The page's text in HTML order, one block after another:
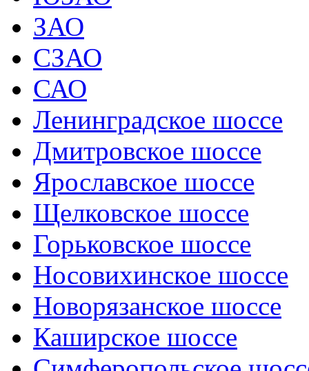
ЗАО
СЗАО
САО
Ленинградское шоссе
Дмитровское шоссе
Ярославское шоссе
Щелковское шоссе
Горьковское шоссе
Носовихинское шоссе
Новорязанское шоссе
Каширское шоссе